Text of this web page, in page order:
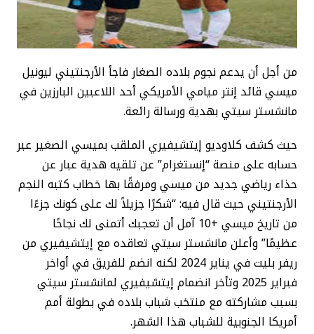
من أجل أن يدعم نجوم بلاده الصغار فاجأ الأرجنتيني ليونيل
ميسي قائد إنتر ميامي الأمريكي أحد اللاعبين البارزين في
مانشستر سيتي بهدية ورسالة رائعة.
حيث كشف كلاوديو إيتشيفيري الملقب بميسي الصغير عبر
حسابه على منصة “إنستغرام” عن تلقيه هدية عبار عن
حذاء رياضي جديد من ميسي ومرفقًا بها خطاب كتبه النجم
الأرجنتيني حيث قال فيه: “شكرًا جزيلاً لك على كونك جزءًا
من تاريخ ميسي +10 آمل أن تعجبك أتمنى لك نجاحًا
عظيمًا” وأعلن مانشستر سيتي تعاقده مع إيتشيفيري من
ريفر بليت في يناير 2024 لكنه انضم للفريق في أواخر
فبراير 2025 وتأخر انضمام إيتشيفيري لمانشستر سيتي
بسبب مشاركته مع منتخب شباب بلاده في بطولة أمم
أمريكا الجنوبية للشباب هذا الشهر.